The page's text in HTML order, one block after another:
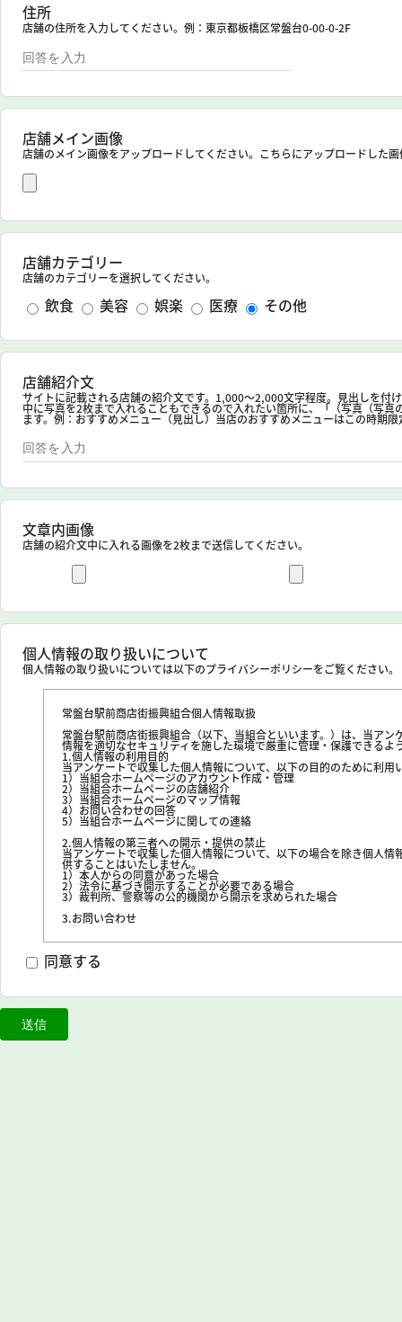
住所
店舗の住所を入力してください。例：東京都板橋区常盤台0-00-0-2F
店舗メイン画像
店舗のメイン画像をアップロードしてください。こちらにアップロードした
店舗カテゴリー
店舗のカテゴリーを選択してください。
飲食 美容 娯楽 医療 その他
店舗紹介文
サイトに記載される店舗の紹介文です。1,000～2,000文字程度。見出しを付
中に写真を2枚まで入れることもできるので入れたい箇所に、「（写真（写真
ます。例：おすすめメニュー（見出し）当店のおすすめメニューはこの時期
文章内画像
店舗の紹介文中に入れる画像を2枚まで送信してください。
個人情報の取り扱いについて
個人情報の取り扱いについては以下のプライバシーポリシーをご覧ください。
常盤台駅前商店街振興組合個人情報取扱
常盤台駅前商店街振興組合（以下、当組合といいます。）は、当アン
情報を適切なセキュリティを施した環境で厳重に管理・保護できるよ
1.個人情報の利用目的
当アンケートで収集した個人情報について、以下の目的のために利用
1）当組合ホームページのアカウント作成・管理
2）当組合ホームページの店舗紹介
3）当組合ホームページのマップ情報
4）お問い合わせの回答
5）当組合ホームページに関しての連絡
2.個人情報の第三者への開示・提供の禁止
当アンケートで収集した個人情報について、以下の場合を除き個人情
供することはいたしません。
1）本人からの同意があった場合
2）法令に基づき開示することが必要である場合
3）裁判所、警察等の公的機関から開示を求められた場合
3.お問い合わせ
本個人情報の取り扱いに関するお問い合わせは、下記の連絡先までお
メールアドレス：official@tokiwadai-ekimae.shop
同意する